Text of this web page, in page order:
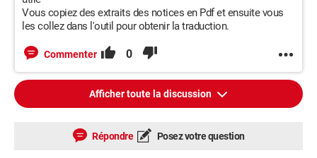
Vous copiez des extraits des notices en Pdf et ensuite vous
les collez dans l'outil pour obtenir la traduction.
Commenter 0
Afficher toute la discussion
Répondre Posez votre question